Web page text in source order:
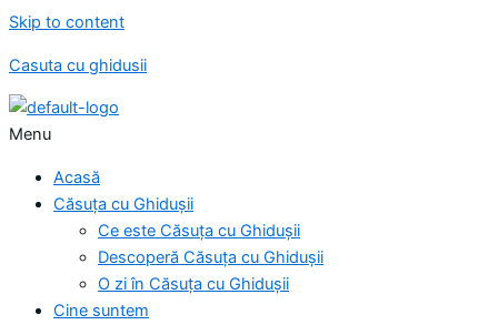
Skip to content
Casuta cu ghidusii
Menu
Acasă
Căsuța cu Ghidușii
Ce este Căsuța cu Ghidușii
Descoperă Căsuța cu Ghidușii
O zi în Căsuța cu Ghidușii
Cine suntem